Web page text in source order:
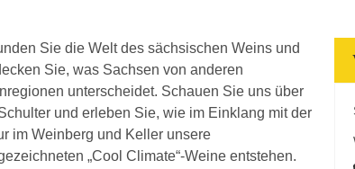
Sie die Welt des sächsischen Weins und
Sie, was Sachsen von anderen
unterscheidet. Schauen Sie uns über
und erleben Sie, wie im Einklang mit der
im Weinberg und Keller unsere
„Cool Climate“-Weine entstehen.